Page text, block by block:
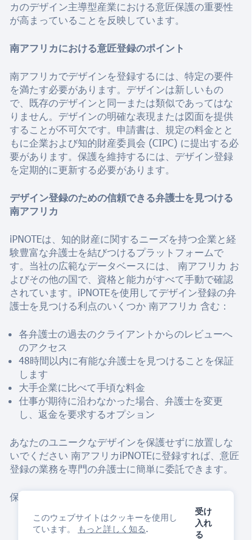
このウェブサイトはクッキーを使用し
ています。
もっと詳しく知る.
受け
入れ
る
カのデザイン主導型産業における意匠保護の重要性
が高まっていることを反映しています。
南アフリカにおける意匠登録のポイント
南アフリカでデザインを登録するには、特定の要件
を満たす必要があります。デザインは新しいもの
で、既存のデザインと同一または類似であってはな
りません。デザインの明確な表現または図面を提供
することが不可欠です。申請書は、規定の料金とと
もに企業および知的財産委員会 (CIPC) に提出する必
要があります。保護を維持するには、デザイン登録
を定期的に更新する必要があります。
デザイン登録のための信頼できる弁護士を見つける
南アフリカ
iPNOTEは、知的財産に関するニーズを持つ企業と経
験豊富な弁護士を結びつけるプラットフォームで
す。当社の広範なデータベースには、 南アフリカ お
よびその他の国で、資格と能力がすべて手動で確認
されています。iPNOTEを使用してデザイン登録の弁
護士を見つける利点のいくつか 南アフリカ 含む：
各弁護士の過去のクライアントからのレビューへ
のアクセス
48時間以内に有能な弁護士を見つけることを保証
します
大手企業に比べて手頃な料金
仕事が期待に沿わなかった場合、弁護士を変更
し、返金を要求するオプション
あなたのユニークなデザインを保護せずに放置しな
いでください 南アフリカiPNOTEに登録すれば、意匠
登録の業務を専門の弁護士に簡単に委託できます。
保護を開始するには